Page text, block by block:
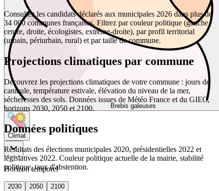
Brebis galeuses
Climat
Horizon temporel
2030 2050
2100
Consultez les candidats déclarés aux municipales 2026 dans plus de
34 000 communes françaises. Filtrez par couleur politique (gauche,
centre, droite, écologistes, extrême-droite), par profil territorial
(urbain, périurbain, rural) et par taille de commune.
Projections climatiques par commune
Découvrez les projections climatiques de votre commune : jours de
canicule, température estivale, élévation du niveau de la mer,
sécheresses des sols. Données issues de Météo France et du GIEC,
horizons 2030, 2050 et 2100.
Données politiques
Résultats des élections municipales 2020, présidentielles 2022 et
législatives 2022. Couleur politique actuelle de la mairie, stabilité
politique, taux d'abstention.